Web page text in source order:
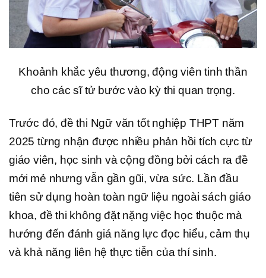
Khoảnh khắc yêu thương, động viên tinh thần
cho các sĩ tử bước vào kỳ thi quan trọng.
Trước đó, đề thi Ngữ văn tốt nghiệp THPT năm
2025 từng nhận được nhiều phản hồi tích cực từ
giáo viên, học sinh và cộng đồng bởi cách ra đề
mới mẻ nhưng vẫn gần gũi, vừa sức. Lần đầu
tiên sử dụng hoàn toàn ngữ liệu ngoài sách giáo
khoa, đề thi không đặt nặng việc học thuộc mà
hướng đến đánh giá năng lực đọc hiểu, cảm thụ
và khả năng liên hệ thực tiễn của thí sinh.